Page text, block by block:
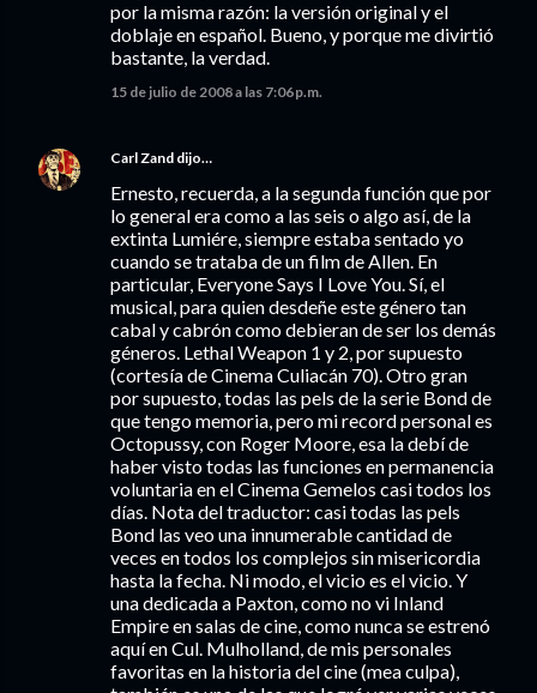
por la misma razón: la versión original y el
doblaje en español. Bueno, y porque me divirtió
bastante, la verdad.
15 de julio de 2008 a las 7:06 p.m.
Carl Zand dijo…
Ernesto, recuerda, a la segunda función que por
lo general era como a las seis o algo así, de la
extinta Lumiére, siempre estaba sentado yo
cuando se trataba de un film de Allen. En
particular, Everyone Says I Love You. Sí, el
musical, para quien desdeñe este género tan
cabal y cabrón como debieran de ser los demás
géneros. Lethal Weapon 1 y 2, por supuesto
(cortesía de Cinema Culiacán 70). Otro gran
por supuesto, todas las pels de la serie Bond de
que tengo memoria, pero mi record personal es
Octopussy, con Roger Moore, esa la debí de
haber visto todas las funciones en permanencia
voluntaria en el Cinema Gemelos casi todos los
días. Nota del traductor: casi todas las pels
Bond las veo una innumerable cantidad de
veces en todos los complejos sin misericordia
hasta la fecha. Ni modo, el vicio es el vicio. Y
una dedicada a Paxton, como no vi Inland
Empire en salas de cine, como nunca se estrenó
aquí en Cul. Mulholland, de mis personales
favoritas en la historia del cine (mea culpa),